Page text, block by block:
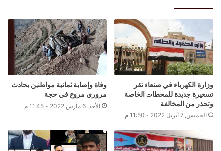
وزارة الكهرباء في صنعاء تقر
تسعيرة جديدة للمحطات الخاصة
وتحذر من المخالفة
الخميس, 7 أبريل 2022 - 11:50 م
وفاة وإصابة ثمانية مواطنين بحادث
مروري مروع في حجة
الأحد, 6 مارس 2022 - 11:45 م